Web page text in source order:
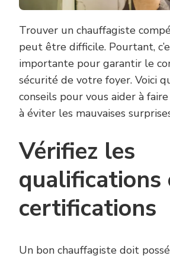
Trouver un chauffagiste
peut être difficile. Pourtant,
importante pour garantir le
sécurité de votre foyer. Voici
conseils pour vous aider à
à éviter les mauvaises
Vérifiez les
qualifications
certifications
Un bon chauffagiste doit